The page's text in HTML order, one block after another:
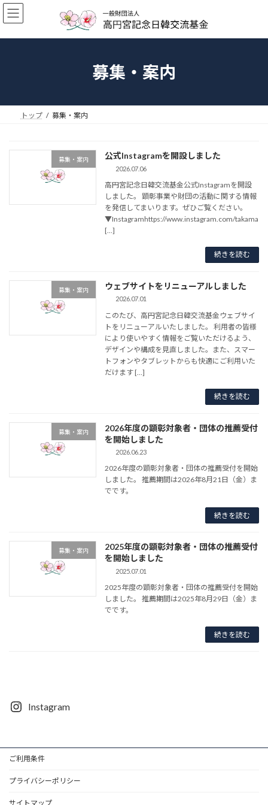
コ
ン
ン
ナ
ビ
ー
募集・案内
トップ 募集・案内
募集・案内 公式Instagramを開設しました
2026.07.06
高円宮記念日韓交流基金公式Instagramを開設
しました。 顕彰事業や財団の活動に関する情報
を発信してまいります。ぜひご覧ください。
▼Instagramhttps://www.instagram.com/takama
[…]
続きを読む
募集・案内 ウェブサイトをリニューアルしました
2026.07.01
このたび、高円宮記念日韓交流基金ウェブサイ
トをリニューアルいたしました。 利用者の皆様
により使いやすく情報をご覧いただけるよう、
デザインや構成を見直しました。また、スマー
トフォンやタブレットからも快適にご利用いた
だけます […]
続きを読む
募集・案内
2026年度の顕彰対象者・団体の推薦受付
を開始しました
2026.06.23
2026年度の顕彰対象者・団体の推薦受付を開始
しました。 推薦期間は2026年8月21日（金）ま
でです。
続きを読む
募集・案内
2025年度の顕彰対象者・団体の推薦受付
を開始しました
2025.07.01
2025年度の顕彰対象者・団体の推薦受付を開始
しました。 推薦期間は2025年8月29日（金）ま
でです。
続きを読む
Instagram
ご利用条件
プライバシーポリシー
サイトマップ